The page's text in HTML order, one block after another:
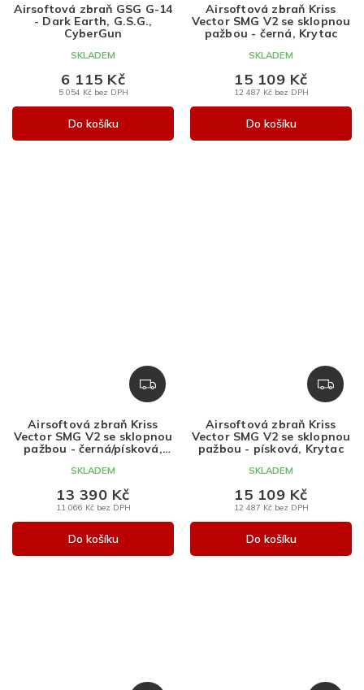
R
Airsoftová zbraň GSG G-14
- Dark Earth, G.S.G.,
CyberGun
SKLADEM
5 054 Kč bez DPH
6 115 Kč
Do košíku
R
M
Airsoftová zbraň Kriss
Vector SMG V2 se sklopnou
pažbou - černá, Krytac
SKLADEM
12 487 Kč bez DPH
15 109 Kč
Do košíku
Z
D
R
M
Airsoftová zbraň Kriss
Vector SMG V2 se sklopnou
pažbou - černá/písková,
SKLADEM
11 066 Kč bez DPH
13 390 Kč
Do košíku
Z
D
R
M
Airsoftová zbraň Kriss
Vector SMG V2 se sklopnou
pažbou - písková, Krytac
SKLADEM
12 487 Kč bez DPH
15 109 Kč
Do košíku